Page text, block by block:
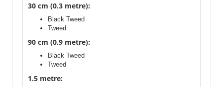
30 cm (0.3 metre):
Black Tweed
Tweed
90 cm (0.9 metre):
Black Tweed
Tweed
1.5 metre: